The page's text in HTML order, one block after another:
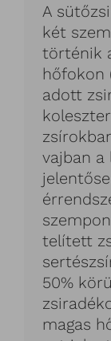
A
két
történik
hőfokon
adott
vajban a
telített
50%
magas